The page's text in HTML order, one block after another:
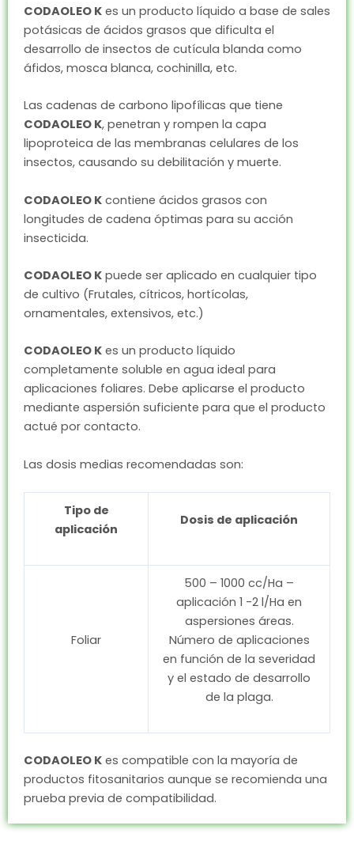
CODAOLEO K es un producto líquido a base de sales
potásicas de ácidos grasos que dificulta el
desarrollo de insectos de cutícula blanda como
áfidos, mosca blanca, cochinilla, etc.
Las cadenas de carbono lipofílicas que tiene
CODAOLEO K, penetran y rompen la capa
lipoproteica de las membranas celulares de los
insectos, causando su debilitación y muerte.
CODAOLEO K contiene ácidos grasos con
longitudes de cadena óptimas para su acción
insecticida.
CODAOLEO K puede ser aplicado en cualquier tipo
de cultivo (Frutales, cítricos, hortícolas,
ornamentales, extensivos, etc.)
CODAOLEO K es un producto líquido
completamente soluble en agua ideal para
aplicaciones foliares. Debe aplicarse el producto
mediante aspersión suficiente para que el producto
actué por contacto.
Las dosis medias recomendadas son:
Tipo de
aplicación
Dosis de aplicación
Foliar
500 – 1000 cc/Ha –
aplicación 1 -2 l/Ha en
aspersiones áreas.
Número de aplicaciones
en función de la severidad
y el estado de desarrollo
de la plaga.
CODAOLEO K es compatible con la mayoría de
productos fitosanitarios aunque se recomienda una
prueba previa de compatibilidad.